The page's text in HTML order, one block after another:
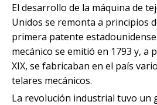
El desarrollo de la máquina de
Unidos se remonta a principios
primera patente
mecánico se emitió en 1793 y, a
XIX, se fabricaban en el país
telares mecánicos.
La revolución industrial tuvo un